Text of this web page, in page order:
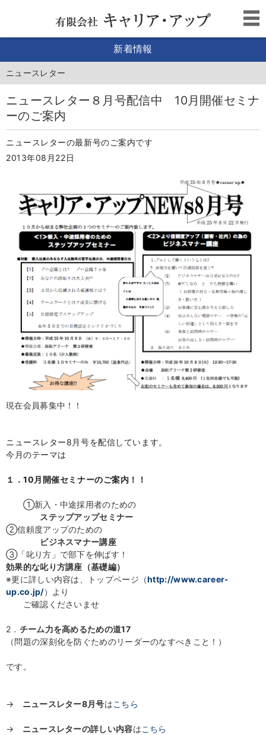
新着情報
ニュースレター
ニュースレター８月号配信中 10月開催セミナ
ーのご案内
ニュースレターの最新号のご案内です
2013年08月22日
現在会員募集中！！
ニュースレター8 月号を配信しています。
今月のテーマは
１．10月開催セミナーのご案内 ！！
①新入・中途採用者のための
ステップアップセミナー
②信頼度アップのための
ビジネスマナー講座
③「叱り方」で部下を伸ばす！
効果的な叱り方講座（基礎編）
※更に詳しい内容は、トップページ（http://www.career-
up.co.jp/）より
ご確認くださいませ
2． チーム力を高めるための道17
（問題の深刻化を防ぐためのリーダーのなすべきこと！）
です。
→ ニュースレター8月号はこちら
→ ニュースレターの詳しい内容はこちら